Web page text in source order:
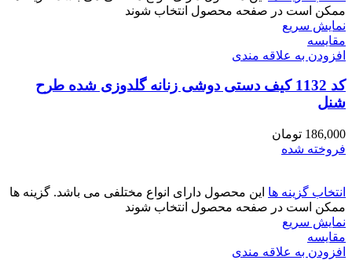
ممکن است در صفحه محصول انتخاب شوند
نمایش سریع
مقايسه
افزودن به علاقه مندی
کد 1132 کیف دستی دوشی زنانه گلدوزی شده طرح
شنل
186,000 تومان
فروخته شده
انتخاب گزینه ها این محصول دارای انواع مختلفی می باشد. گزینه ها
ممکن است در صفحه محصول انتخاب شوند
نمایش سریع
مقايسه
افزودن به علاقه مندی